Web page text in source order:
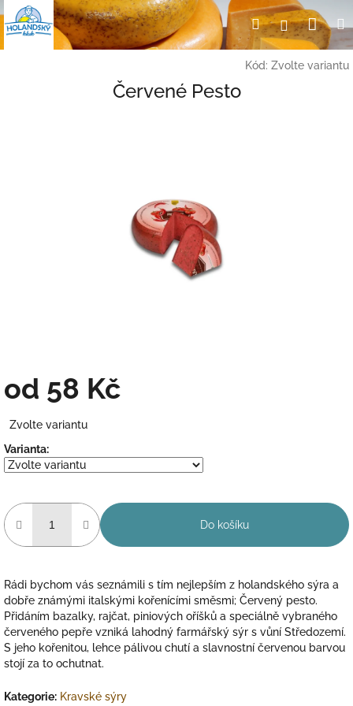
Přejít
na
obsah
HledatPřihlášení
Kód: Zvolte variantu
Červené Pesto
od 58 Kč
cena:
Zvolte variantu
Varianta:
Do košíku
Rádi bychom vás seznámili s tím nejlepším z holandského sýra a
dobře známými italskými kořenícími směsmi; Červený pesto.
Přidáním bazalky, rajčat, piniových oříšků a speciálně vybraného
červeného pepře vzniká lahodný farmářský sýr s vůní Středozemí.
S jeho kořenitou, lehce pálivou chutí a slavnostní červenou barvou
stojí za to ochutnat.
Kategorie: Kravské sýry